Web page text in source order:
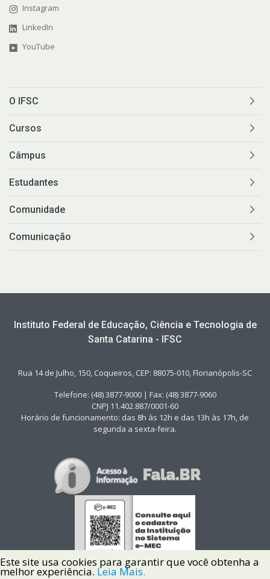
Instagram
LinkedIn
YouTube
O IFSC
Cursos
Câmpus
Estudantes
Comunidade
Comunicação
Instituto Federal de Educação, Ciência e Tecnologia de
Santa Catarina - IFSC
Rua 14 de Julho, 150, Coqueiros, CEP: 88075-010, Florianópolis-SC
Telefone: (48) 3877-9000 | Fax: (48) 3877-9060
CNPJ 11.402.887/0001-60
Horário de funcionamento: das 8h às 12h e das 13h às 17h, de
segunda a sexta-feira.
Este site usa cookies para garantir que você obtenha a
melhor experiência. Leia Mais.